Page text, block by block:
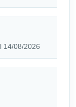
14/08/2026